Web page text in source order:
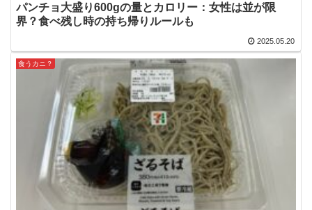
パンチョ大盛り600gの量とカロリー：女性は並が限
界？食べ残し時の持ち帰りルールも
2025.05.20
食うカニ？